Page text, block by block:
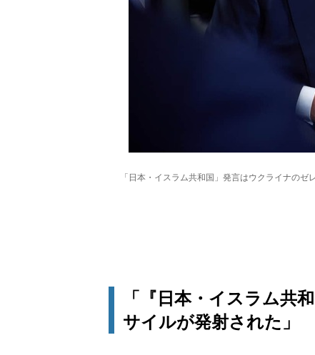
「日本・イスラム共和国」発言はウクライナの
「『日本・イスラム共
サイルが発射された」